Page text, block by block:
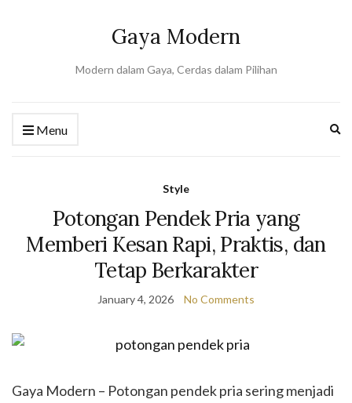
Gaya Modern
Modern dalam Gaya, Cerdas dalam Pilihan
Menu
Style
Potongan Pendek Pria yang
Memberi Kesan Rapi, Praktis, dan
Tetap Berkarakter
January 4, 2026 No Comments
Gaya Modern – Potongan pendek pria sering menjadi